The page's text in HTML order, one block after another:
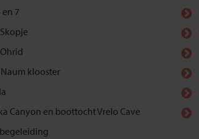
7
klooster
Canyon en boottocht Vrelo Cave